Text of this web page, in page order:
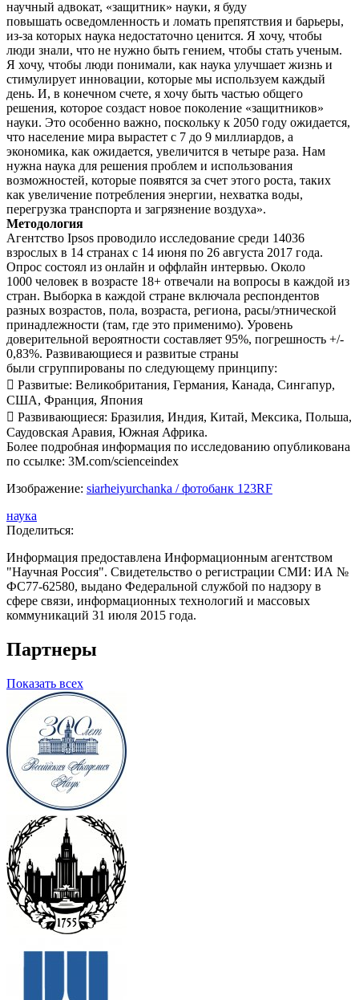
научный адвокат, «защитник» науки, я буду
повышать осведомленность и ломать препятствия и барьеры,
из-за которых наука недостаточно ценится. Я хочу, чтобы
люди знали, что не нужно быть гением, чтобы стать ученым.
Я хочу, чтобы люди понимали, как наука улучшает жизнь и
стимулирует инновации, которые мы используем каждый
день. И, в конечном счете, я хочу быть частью общего
решения, которое создаст новое поколение «защитников»
науки. Это особенно важно, поскольку к 2050 году ожидается,
что население мира вырастет с 7 до 9 миллиардов, а
экономика, как ожидается, увеличится в четыре раза. Нам
нужна наука для решения проблем и использования
возможностей, которые появятся за счет этого роста, таких
как увеличение потребления энергии, нехватка воды,
перегрузка транспорта и загрязнение воздуха».
Методология
Агентство Ipsos проводило исследование среди 14036
взрослых в 14 странах с 14 июня по 26 августа 2017 года.
Опрос состоял из онлайн и оффлайн интервью. Около
1000 человек в возрасте 18+ отвечали на вопросы в каждой из
стран. Выборка в каждой стране включала респондентов
разных возрастов, пола, возраста, региона, расы/этнической
принадлежности (там, где это применимо). Уровень
доверительной вероятности составляет 95%, погрешность +/-
0,83%. Развивающиеся и развитые страны
были сгруппированы по следующему принципу:
 Развитые: Великобритания, Германия, Канада, Сингапур,
США, Франция, Япония
 Развивающиеся: Бразилия, Индия, Китай, Мексика, Польша,
Саудовская Аравия, Южная Африка.
Более подробная информация по исследованию опубликована
по ссылке: 3M.com/scienceindex
Изображение: siarheiyurchanka / фотобанк 123RF
наука
Поделиться:
Информация предоставлена Информационным агентством
"Научная Россия". Свидетельство о регистрации СМИ: ИА №
ФС77-62580, выдано Федеральной службой по надзору в
сфере связи, информационных технологий и массовых
коммуникаций 31 июля 2015 года.
Партнеры
Показать всех